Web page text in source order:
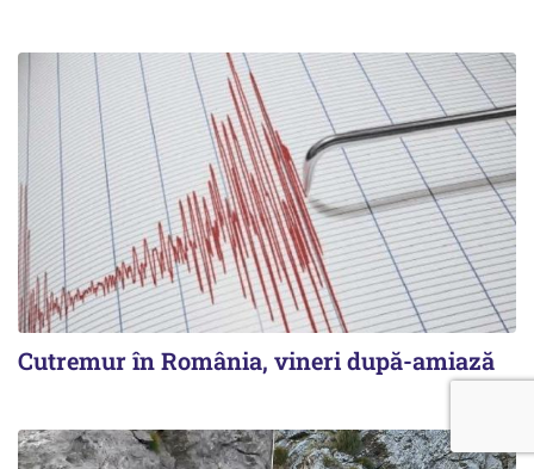
Cutremur în România, vineri după-amiază